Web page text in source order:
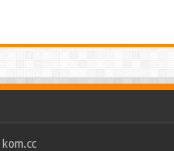
kom.cc